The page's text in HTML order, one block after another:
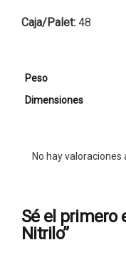
Caja/Palet: 48
Peso
Dimensiones
No hay valoraciones
Sé el primero
Nitrilo”